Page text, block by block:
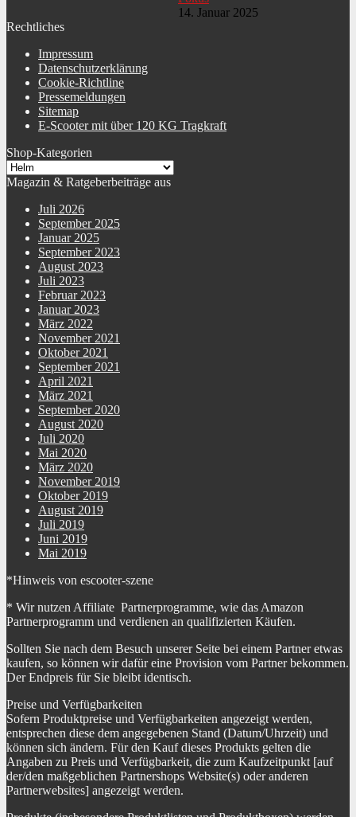
14. Januar 2025
Rechtliches
Impressum
Datenschutzerklärung
Cookie-Richtline
Pressemeldungen
Sitemap
E-Scooter mit über 120 KG Tragkraft
Shop-Kategorien
Magazin & Ratgeberbeiträge aus
Juli 2026
September 2025
Januar 2025
September 2023
August 2023
Juli 2023
Februar 2023
Januar 2023
März 2022
November 2021
Oktober 2021
September 2021
April 2021
März 2021
September 2020
August 2020
Juli 2020
Mai 2020
März 2020
November 2019
Oktober 2019
August 2019
Juli 2019
Juni 2019
Mai 2019
*Hinweis von escooter-szene
* Wir nutzen Affiliate Partnerprogramme, wie das Amazon
Partnerprogramm und verdienen an qualifizierten Käufen.
Sollten Sie nach dem Besuch unserer Seite bei einem Partner etwas
kaufen, so können wir dafür eine Provision vom Partner bekommen.
Der Endpreis für Sie bleibt identisch.
Preise und Verfügbarkeiten
Sofern Produktpreise und Verfügbarkeiten angezeigt werden,
entsprechen diese dem angegebenen Stand (Datum/Uhrzeit) und
können sich ändern. Für den Kauf dieses Produkts gelten die
Angaben zu Preis und Verfügbarkeit, die zum Kaufzeitpunkt [auf
der/den maßgeblichen Partnershops Website(s) oder anderen
Partnerwebsites] angezeigt werden.